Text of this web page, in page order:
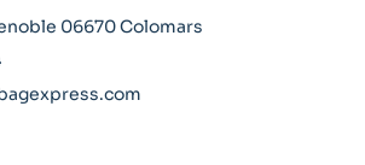
06670 Colomars